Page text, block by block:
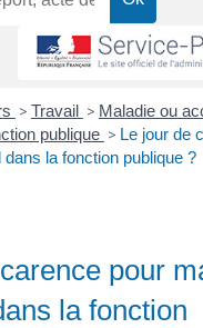
> Travail > Maladie ou
publique > Le jour de
la fonction publique ?
pour
la fonction